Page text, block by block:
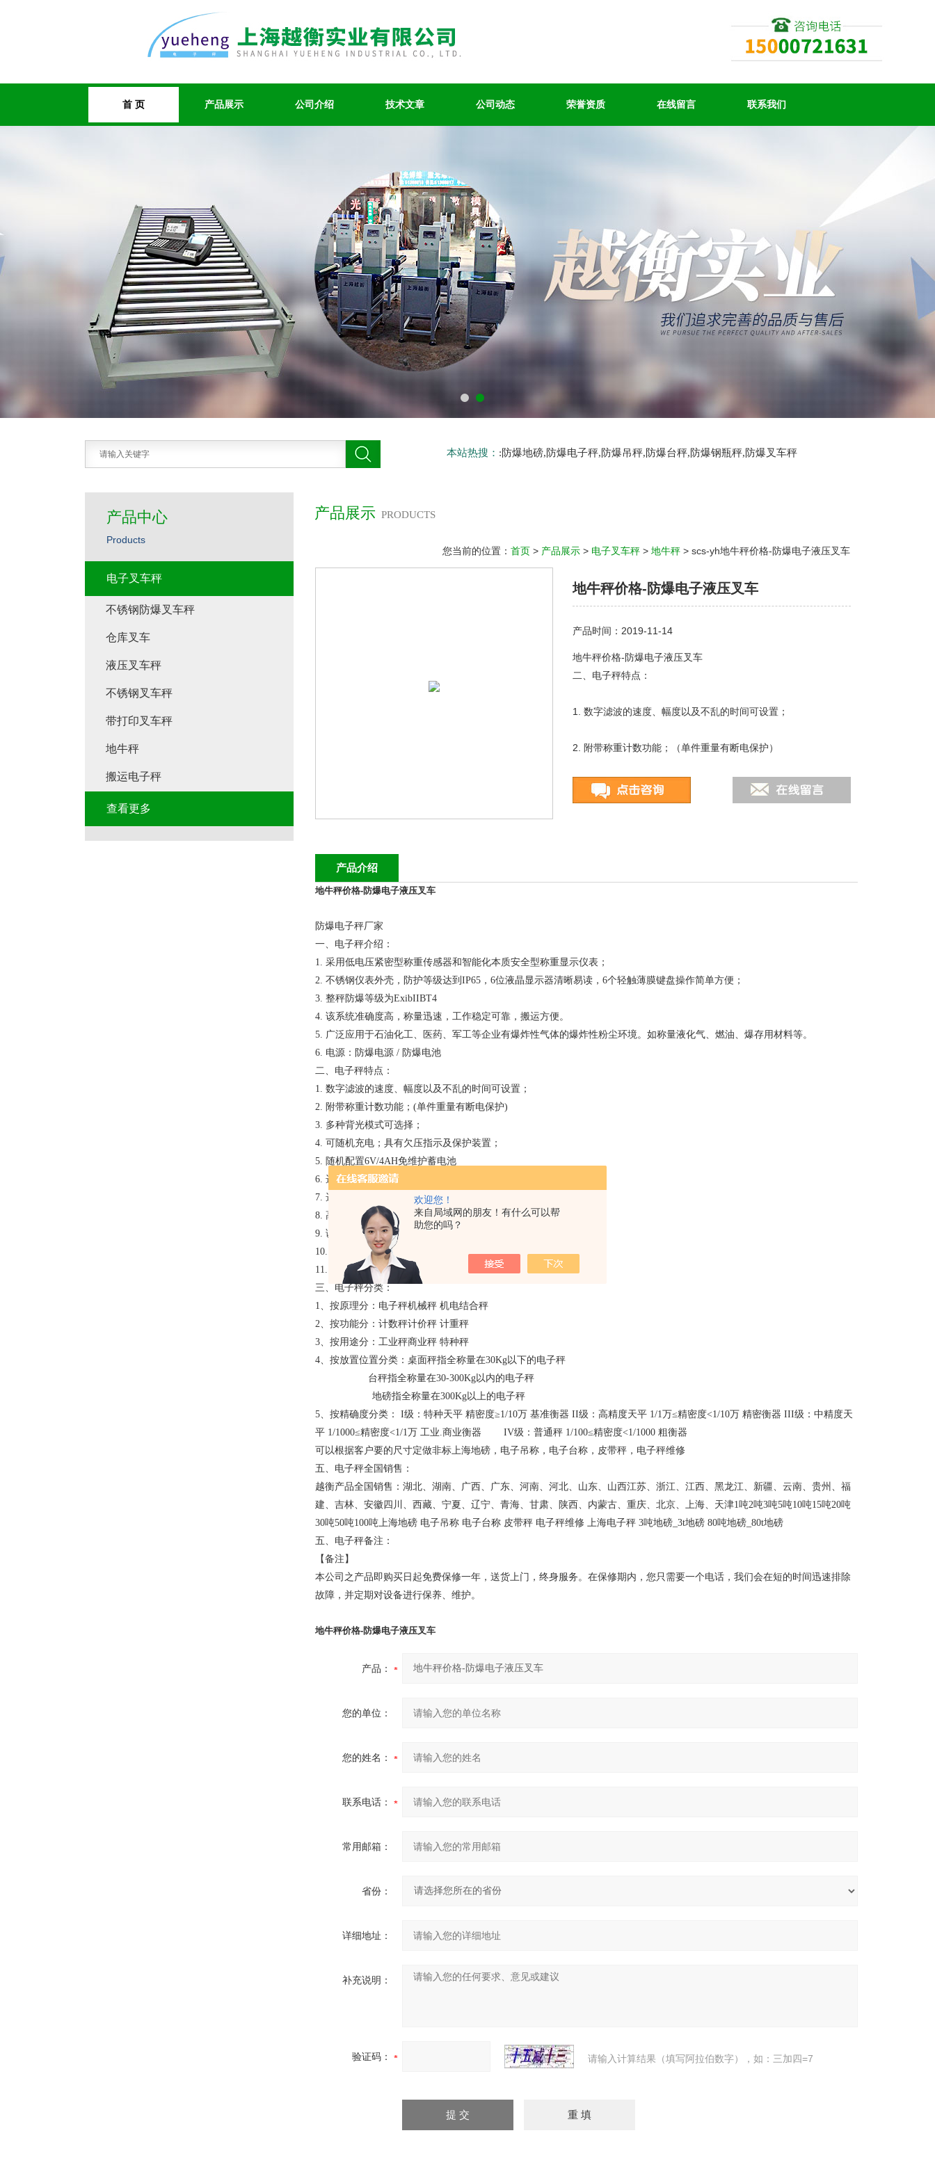
欢迎您！
来自局域网的朋友！有什么可以帮
助您的吗？
首 页 产品展示 公司介绍 技术文章 公司动态 荣誉资质 在线留言 联系我们
本站热搜： :防爆地磅,防爆电子秤,防爆吊秤,防爆台秤,防爆钢瓶秤,防爆叉车秤
产品展示 PRODUCTS
您当前的位置： 首页 > 产品展示 > 电子叉车秤 > 地牛秤 > scs-yh地牛秤价格-防爆电子液压叉车
地牛秤价格-防爆电子液压叉车
产品时间：2019-11-14
地牛秤价格-防爆电子液压叉车
二、电子秤特点：
1. 数字滤波的速度、幅度以及不乱的时间可设置；
2. 附带称重计数功能；（单件重量有断电保护）
3. 多种背光模式可选择；
8. 高精度A/D转换，
产品介绍
地牛秤价格-防爆电子液压叉车
防爆电子秤厂家
一、电子秤介绍：
1. 采用低电压紧密型称重传感器和智能化本质安全型称重显示仪表；
2. 不锈钢仪表外壳，防护等级达到IP65，6位液晶显示器清晰易读，6个轻触薄膜键盘操作简单方便；
3. 整秤防爆等级为ExibIIBT4
4. 该系统准确度高，称量迅速，工作稳定可靠，搬运方便。
5. 广泛应用于石油化工、医药、军工等企业有爆炸性气体的爆炸性粉尘环境。如称量液化气、燃油、爆存用材料等。
6. 电源：防爆电源 / 防爆电池
二、电子秤特点：
1. 数字滤波的速度、幅度以及不乱的时间可设置；
2. 附带称重计数功能；(单件重量有断电保护)
3. 多种背光模式可选择；
4. 可随机充电；具有欠压指示及保护装置；
5. 随机配置6V/4AH免维护蓄电池
6. 选配RS-232通信口，波特率可选，通信方式可选；
7. 选配20mA电流环大屏幕通信口
8. 高精度A/D转换，可读性达1/30000；
9. 调用内码显示利便，替换感量砝码观察及分析允差；
10. 特殊的软件技术，增强系统的抗振动能力；
11. 零位跟踪范围、置零(开机/手动)范围、可分别设置；
三、电子秤分类：
1、按原理分：电子秤机械秤 机电结合秤
2、按功能分：计数秤计价秤 计重秤
3、按用途分：工业秤商业秤 特种秤
4、按放置位置分类：桌面秤指全称量在30Kg以下的电子秤
台秤指全称量在30-300Kg以内的电子秤
地磅指全称量在300Kg以上的电子秤
5、按精确度分类： I级：特种天平 精密度≥1/10万 基准衡器 II级：高精度天平 1/1万≤精密度<1/10万 精密衡器 III级：中精度天
平 1/1000≤精密度<1/1万 工业.商业衡器 IV级：普通秤 1/100≤精密度<1/1000 粗衡器
可以根据客户要的尺寸定做非标上海地磅，电子吊称，电子台称，皮带秤，电子秤维修
五、电子秤全国销售：
越衡产品全国销售：湖北、湖南、广西、广东、河南、河北、山东、山西江苏、浙江、江西、黑龙江、新疆、云南、贵州、福
建、吉林、安徽四川、西藏、宁夏、辽宁、青海、甘肃、陕西、内蒙古、重庆、北京、上海、天津1吨2吨3吨5吨10吨15吨20吨
30吨50吨100吨上海地磅 电子吊称 电子台称 皮带秤 电子秤维修 上海电子秤 3吨地磅_3t地磅 80吨地磅_80t地磅
五、电子秤备注：
【备注】
本公司之产品即购买日起免费保修一年，送货上门，终身服务。在保修期内，您只需要一个电话，我们会在短的时间迅速排除
故障，并定期对设备进行保养、维护。
地牛秤价格-防爆电子液压叉车
产品：
您的单位：
您的姓名：
联系电话：
常用邮箱：
省份：
详细地址：
补充说明：
验证码： 请输入计算结果（填写阿拉伯数字），如：三加四=7
产品中心
Products
电子叉车秤
不锈钢防爆叉车秤
仓库叉车
液压叉车秤
不锈钢叉车秤
带打印叉车秤
地牛秤
搬运电子秤
查看更多